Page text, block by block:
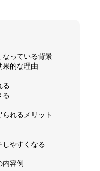
なっている背景
果的な理由
る
る
れるメリット
しやすくなる
容例